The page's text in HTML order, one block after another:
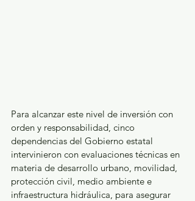
Para alcanzar este nivel de inversión con
orden y responsabilidad, cinco
dependencias del Gobierno estatal
intervinieron con evaluaciones técnicas en
materia de desarrollo urbano, movilidad,
protección civil, medio ambiente e
infraestructura hidráulica, para asegurar